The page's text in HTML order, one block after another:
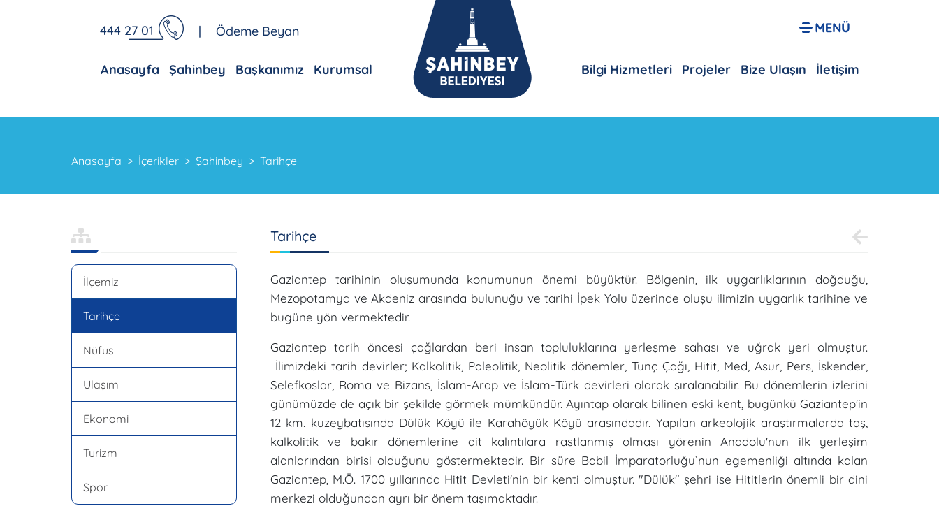
444 27 01 | Ödeme Beyan
Anasayfa Şahinbey Başkanımız Kurumsal Bilgi Hizmetleri Projeler Bize Ulaşın İletişim
Anasayfa İçerikler Şahinbey Tarihçe
İlçemiz
Tarihçe
Nüfus
Ulaşım
Ekonomi
Turizm
Spor
Tarihçe
Gaziantep tarihinin oluşumunda konumunun önemi büyüktür. Bölgenin, ilk uygarlıklarının doğduğu,
Mezopotamya ve Akdeniz arasında bulunuğu ve tarihi İpek Yolu üzerinde oluşu ilimizin uygarlık tarihine ve
bugüne yön vermektedir.
Gaziantep tarih öncesi çağlardan beri insan topluluklarına yerleşme sahası ve uğrak yeri olmuştur.
İlimizdeki tarih devirler; Kalkolitik, Paleolitik, Neolitik dönemler, Tunç Çağı, Hitit, Med, Asur, Pers, İskender,
Selefkoslar, Roma ve Bizans, İslam-Arap ve İslam-Türk devirleri olarak sıralanabilir. Bu dönemlerin izlerini
günümüzde de açık bir şekilde görmek mümkündür. Ayıntap olarak bilinen eski kent, bugünkü Gaziantep'in
12 km. kuzeybatısında Dülük Köyü ile Karahöyük Köyü arasındadır. Yapılan arkeolojik araştırmalarda taş,
kalkolitik ve bakır dönemlerine ait kalıntılara rastlanmış olması yörenin Anadolu'nun ilk yerleşim
alanlarından birisi olduğunu göstermektedir. Bir süre Babil İmparatorluğu`nun egemenliği altında kalan
Gaziantep, M.Ö. 1700 yıllarında Hitit Devleti'nin bir kenti olmuştur. "Dülük" şehri ise Hititlerin önemli bir dini
merkezi olduğundan ayrı bir önem taşımaktadır.